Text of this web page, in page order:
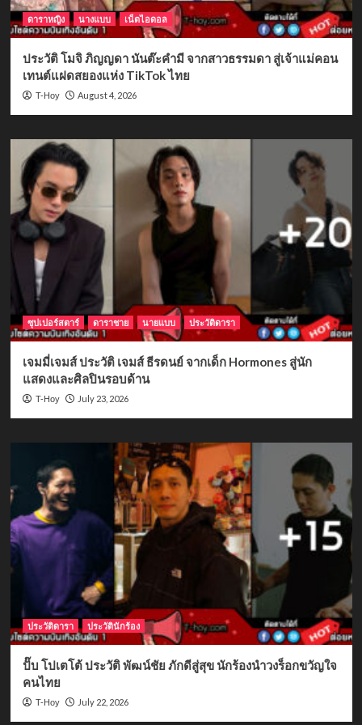
ดาราหญิง นางแบบ เน็ตไอดอล
ประวัติ โมจิ ภิญญดา นันต๊ะคำมี จากสาวธรรมดา สู่เจ้าแม่คอน
เทนต์แฝดสยองแห่ง TikTok ไทย
T-Hoy August 4, 2026
ซุปเปอร์สตาร์ ดาราชาย นายแบบ ประวัติดารา
เจมมี่เจมส์ ประวัติ เจมส์ ธีรดนย์ จากเด็ก Hormones สู่นัก
แสดงและศิลปินรอบด้าน
T-Hoy July 23, 2026
ประวัติดารา ประวัตินักร้อง
ปั๊บ โปเตโต้ ประวัติ พัฒน์ชัย ภักดีสู่สุข นักร้องนำวงร็อกขวัญใจ
คนไทย
T-Hoy July 22, 2026